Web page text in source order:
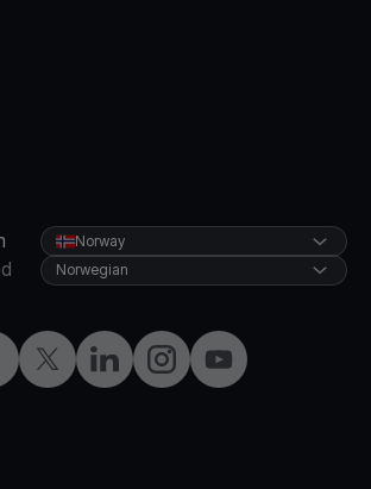
X LinkedInInstagramYouTube
Norway
Norwegian